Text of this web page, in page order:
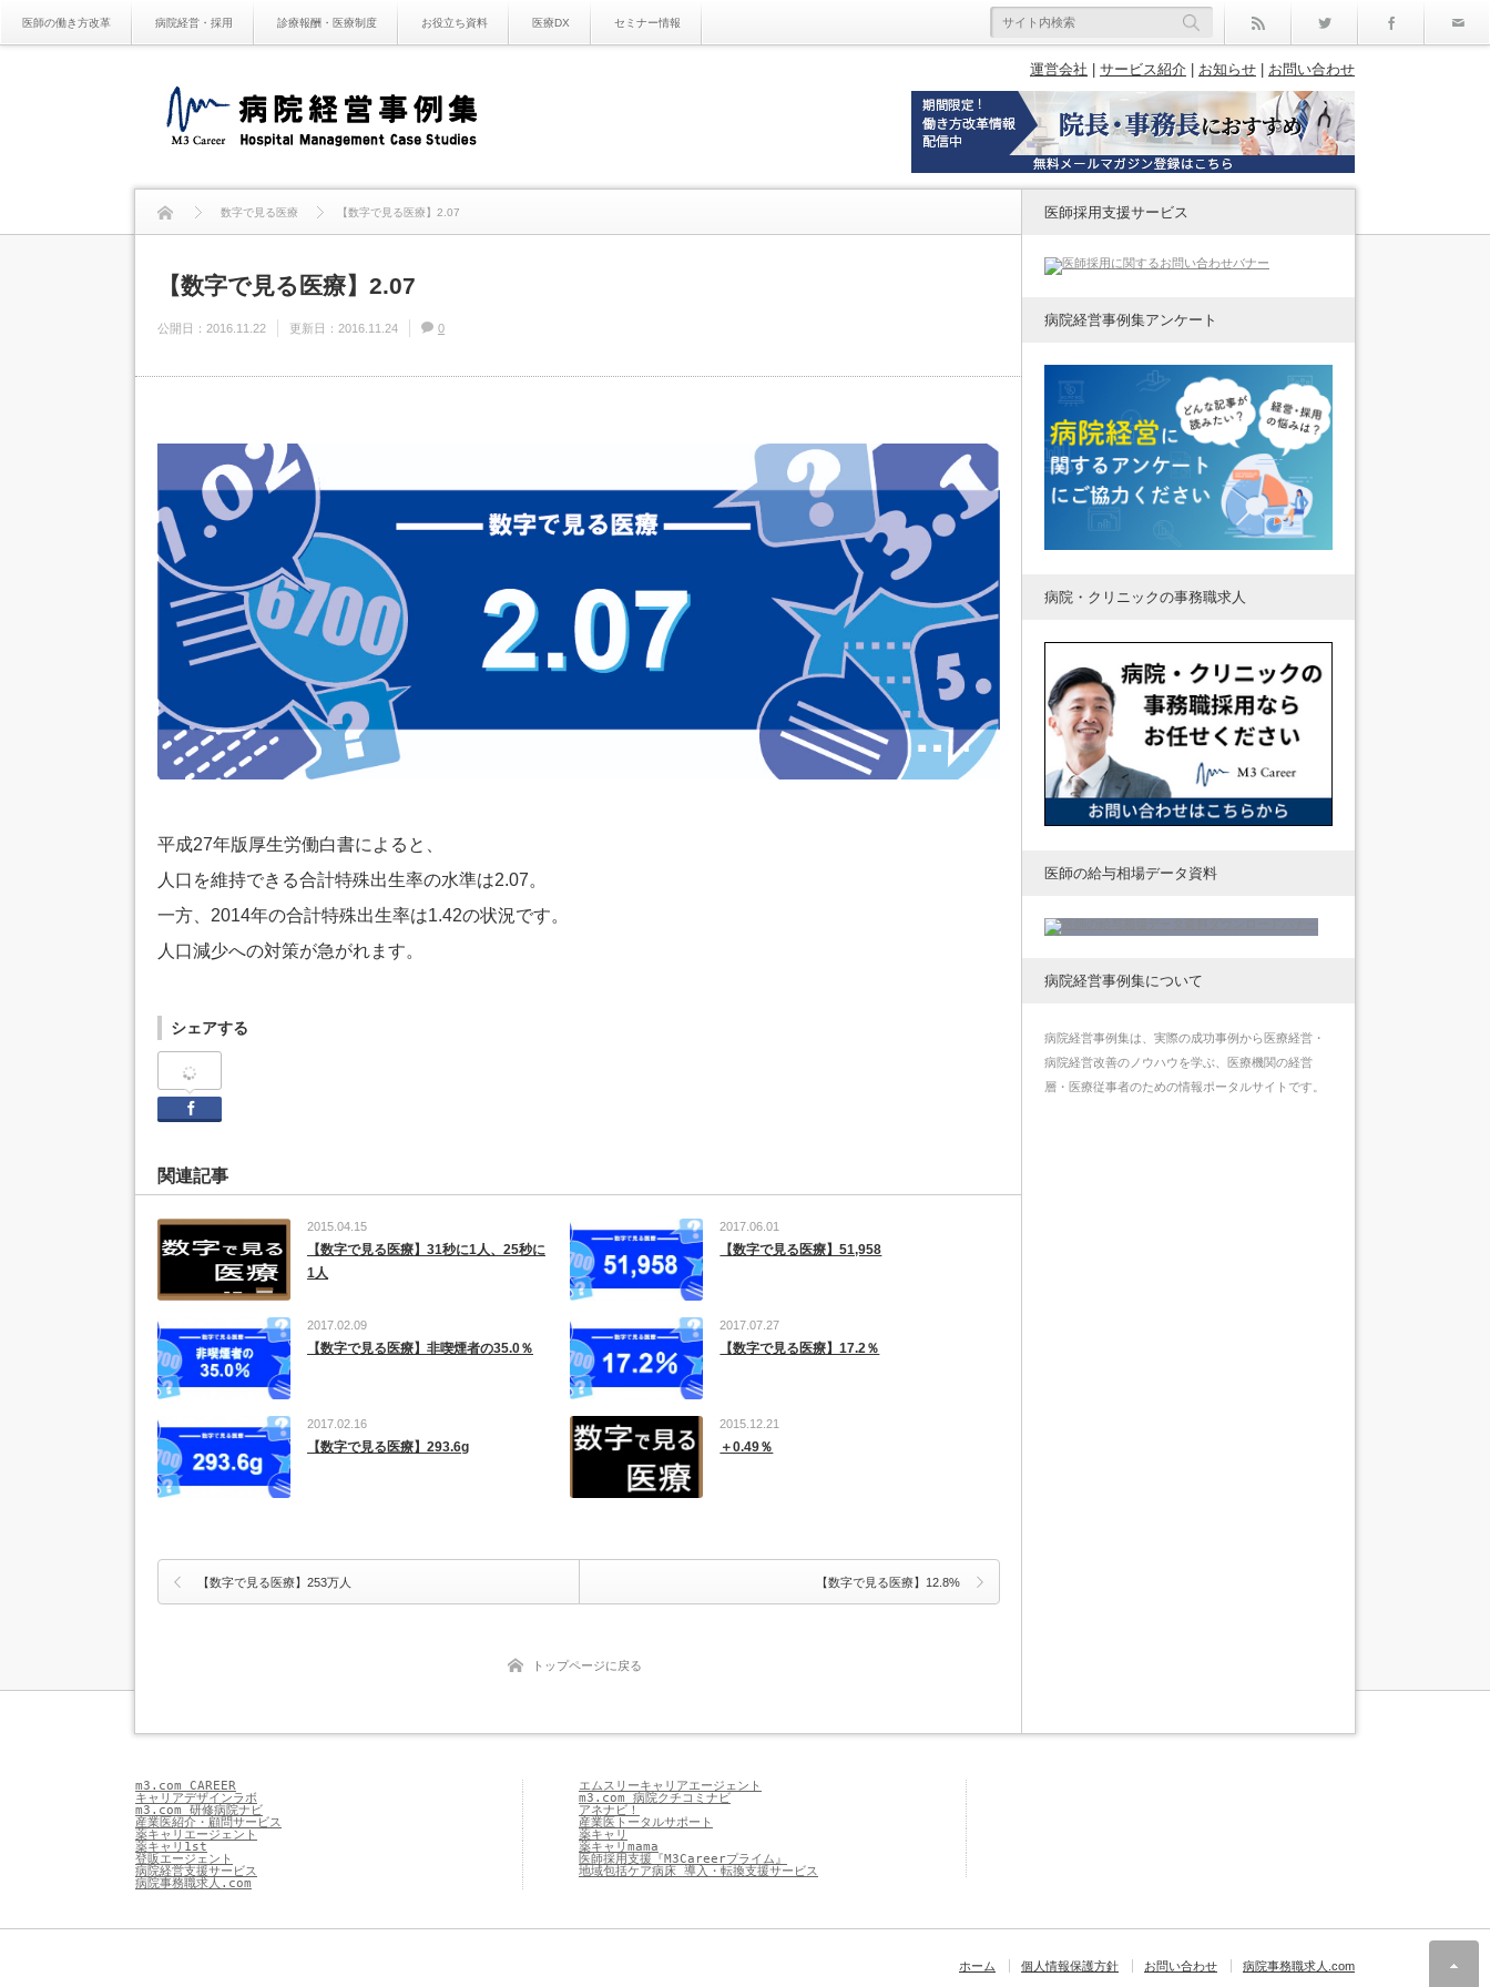
医師の働き方改革 病院経営・採用 診療報酬・医療制度 お役立ち資料 医療DX セミナー情報
運営会社 サービス紹介 お知らせ お問い合わせ
数字で見る医療 【数字で見る医療】2.07
【数字で見る医療】2.07
公開日： 2016.11.22 更新日： 2016.11.24 0
平成27年版厚生労働白書によると、
人口を維持できる合計特殊出生率の水準は2.07。
一方、2014年の合計特殊出生率は1.42の状況です。
人口減少への対策が急がれます。
シェアする
関連記事
2015.04.15
【数字で見る医療】31秒に1人、25秒に
1人
2017.06.01
【数字で見る医療】51,958
2017.02.09
【数字で見る医療】非喫煙者の35.0％
2017.07.27
【数字で見る医療】17.2％
2017.02.16
【数字で見る医療】293.6g
2015.12.21
＋0.49％
【数字で見る医療】253万人 【数字で見る医療】12.8%
トップページに戻る
医師採用支援サービス
病院経営事例集アンケート
病院・クリニックの事務職求人
医師の給与相場データ資料
病院経営事例集について
病院経営事例集は、実際の成功事例から医療経営・
病院経営改善のノウハウを学ぶ、医療機関の経営
層・医療従事者のための情報ポータルサイトです。
m3.com CAREER
エムスリーキャリアエージェント
キャリアデザインラボ
m3.com 病院クチコミナビ
m3.com 研修病院ナビ
アネナビ！
産業医紹介・顧問サービス
産業医トータルサポート
薬キャリエージェント
薬キャリ
薬キャリ1st
薬キャリmama
登販エージェント
医師採用支援『M3Careerプライム』
病院経営支援サービス
地域包括ケア病床 導入・転換支援サービス
病院事務職求人.com
ホーム 個人情報保護方針 お問い合わせ 病院事務職求人.com